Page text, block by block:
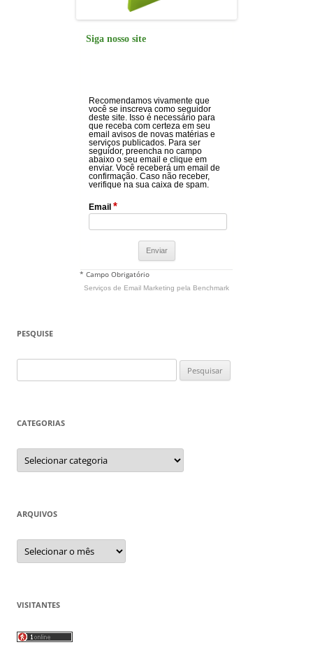
Siga nosso site
Recomendamos vivamente que
você se inscreva como seguidor
deste site. Isso é necessário para
que receba com certeza em seu
email avisos de novas matérias e
serviços publicados. Para ser
seguidor, preencha no campo
abaixo o seu email e clique em
enviar. Você receberá um email de
confirmação. Caso não receber,
verifique na sua caixa de spam.
Email *
* Campo Obrigatório
Serviços de Email Marketing pela Benchmark
PESQUISE
por:
CATEGORIAS
Categorias
ARQUIVOS
Arquivos
VISITANTES